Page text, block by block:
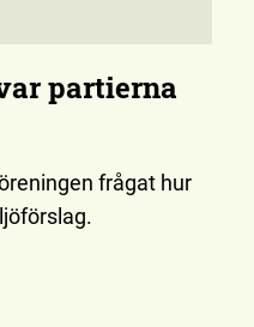
partierna
frågat hur